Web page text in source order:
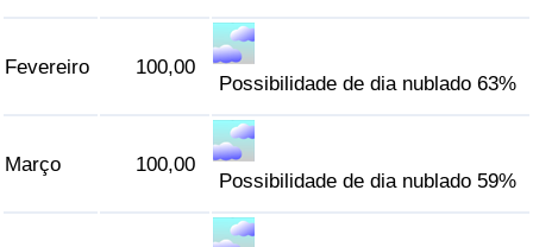
Fevereiro 100,00
Possibilidade de dia nublado 63%
Março 100,00
Possibilidade de dia nublado 59%
Indicador de Poluição (Atual)
Indicador de Poluição por País